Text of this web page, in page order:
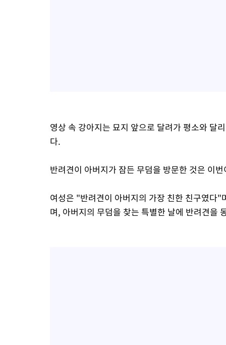
영상 속 강아지는 묘지 앞으로 달려가 평소와 달
다.
반려견이 아버지가 잠든 무덤을 방문한 것은 이
여성은 "반려견이 아버지의 가장 친한 친구였다
며, 아버지의 무덤을 찾는 특별한 날에 반려견을